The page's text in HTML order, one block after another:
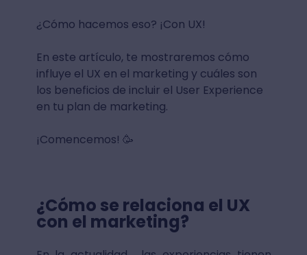
¿Cómo hacemos eso? ¡Con UX!
En este artículo, te mostraremos cómo
influye el UX en el marketing y cuáles son
los beneficios de incluir el User Experience
en tu plan de marketing.
¡Comencemos! 🥳
¿Cómo se relaciona el UX
con el marketing?